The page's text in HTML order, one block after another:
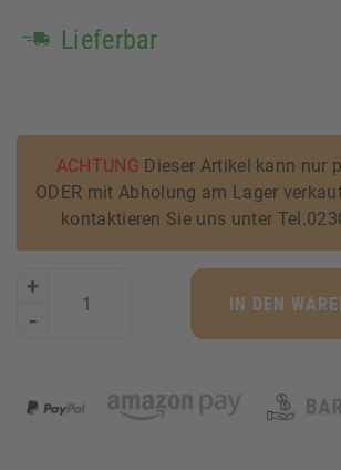
Lieferbar
ACHTUNG Dieser Artikel kann nur
ODER mit Abholung am Lager
kontaktieren Sie uns unter
+
-
IN DEN